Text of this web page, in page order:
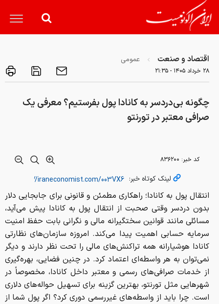
اقتصاد و صنعت عمومی
۲۸ خرداد ۱۴۰۵ - ۲۱:۳۵
چگونه بی‌دردسر به کانادا پول بفرستیم؟ معرفی یک
صرافی معتبر در تورنتو
کد خبر: ۸۳۶۲۰۰
لینک کوتاه خبر:
انتقال پول به کانادا؛ راهکاری مطمئن و قانونی برای جابجایی دلار
بدون دردسر وقتی صحبت از انتقال پول به کانادا پیش می‌آید،
مسائلی مانند قوانین سختگیرانه مالی و نگرانی بابت حفظ امنیت
سرمایه حسابی اهمیت پیدا می‌کند. امروزه سازمان‌های نظارتی
کانادا هوشیارانه همه تراکنش‌های مالی را تحت نظر دارند و دیگر
نمی‌توان به هر واسطه‌ای اعتماد کرد. در چنین فضایی، بهره‌گیری
از خدمات صرافی‌های رسمی و معتبر داخل کانادا، مخصوصاً در
شهرهایی مثل تورنتو، بهترین گزینه برای تسهیل حواله‌های دلاری
است. چرا باید از واسطه‌های غیررسمی دوری کرد؟ اگر پول شما از